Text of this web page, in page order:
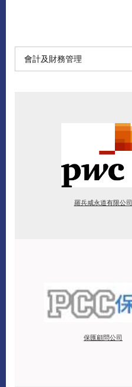
會計及財務管理
羅兵咸永道有限公司
保匯顧問公司